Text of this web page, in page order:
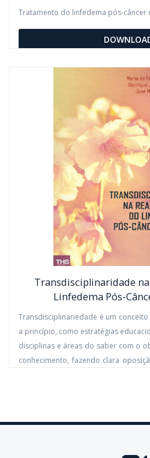
Tratamento do linfedema pós-câncer
Transdisciplinaridade
Linfedema Pós-
Transdisciplinariedade é um
a princípio, como estratégias
disciplinas e áreas do saber com o
conhecimento, fazendo clara